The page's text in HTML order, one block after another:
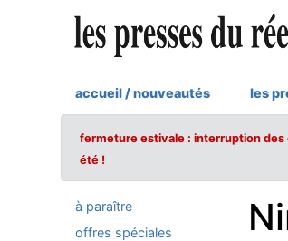
accueil / nouveautés les
fermeture estivale : interruption des
été !
à paraître
offres spéciales